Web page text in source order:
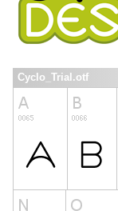
Cyclo_Trial.otf